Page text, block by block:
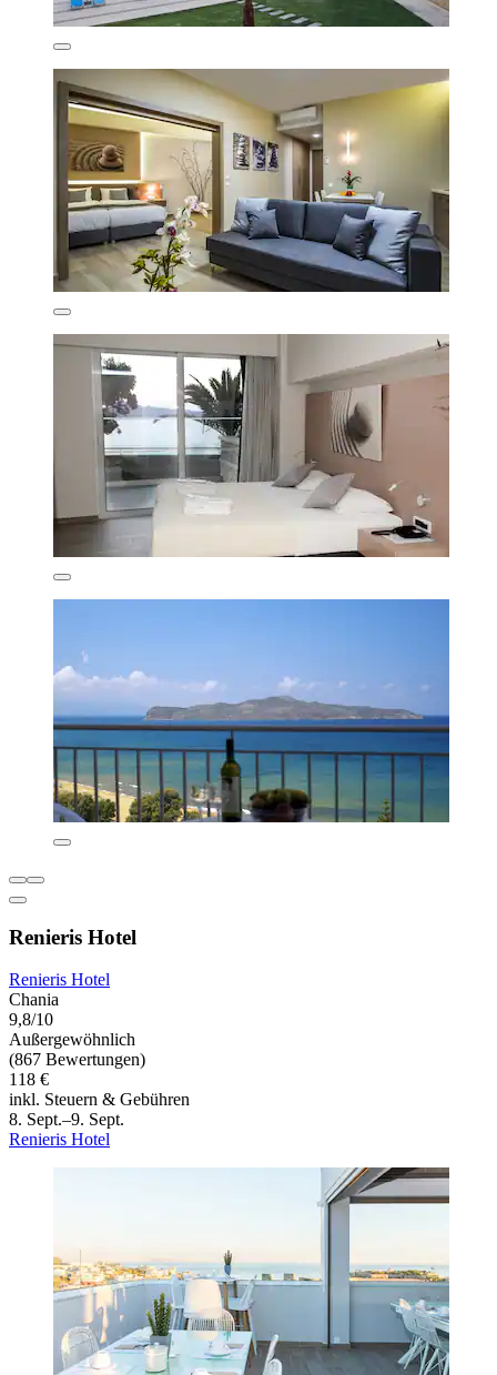
Renieris Hotel
Renieris Hotel
Chania
9,8/10
Außergewöhnlich
(867 Bewertungen)
118 €
inkl. Steuern & Gebühren
8. Sept.–9. Sept.
Renieris Hotel